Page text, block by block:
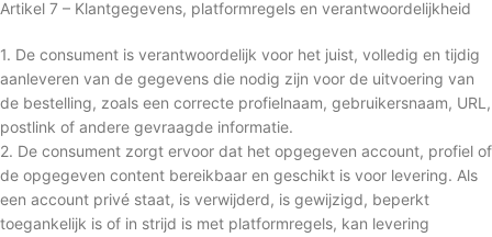
Artikel 7 – Klantgegevens, platformregels en verantwoordelijkheid
1. De consument is verantwoordelijk voor het juist, volledig en tijdig
aanleveren van de gegevens die nodig zijn voor de uitvoering van
de bestelling, zoals een correcte profielnaam, gebruikersnaam, URL,
postlink of andere gevraagde informatie.
2. De consument zorgt ervoor dat het opgegeven account, profiel of
de opgegeven content bereikbaar en geschikt is voor levering. Als
een account privé staat, is verwijderd, is gewijzigd, beperkt
toegankelijk is of in strijd is met platformregels, kan levering